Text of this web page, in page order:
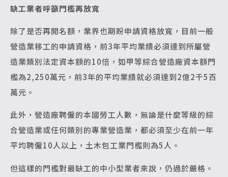
缺工業者呼籲門檻再放寬
除了是否再開名額，業界也期盼申請資格放寬，目前一般
營造業移工的申請資格，前3年平均業績必須達到所屬營
造業類別法定資本額的10倍，如甲等綜合營造廠資本額門
檻為2,250萬元，前3年的平均業績就必須達到2億2千5百
萬元。
此外，營造廠聘僱的本國勞工人數，無論是什麼等級的綜
合營造業或任何類別的專業營造業，都必須至少在前一年
平均聘僱10人以上，土木包工業門檻則為5人。
但這樣的門檻對最缺工的中小型業者來說，仍過於嚴格。